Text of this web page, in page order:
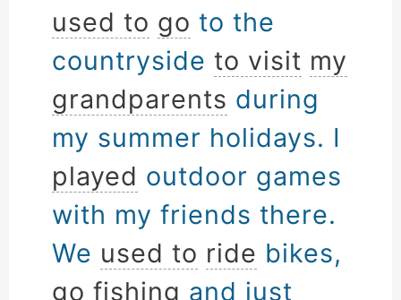
used to go to the
countryside to visit my
grandparents during
my summer holidays. I
played outdoor games
with my friends there.
We used to ride bikes,
go fishing and just